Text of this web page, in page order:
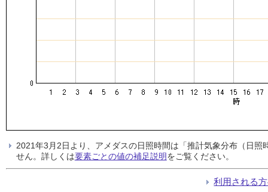
2021年3月2日より、アメダスの日照時間は「推計気象分布（日
せん。詳しくは要素ごとの値の補足説明をご覧ください。
利用される